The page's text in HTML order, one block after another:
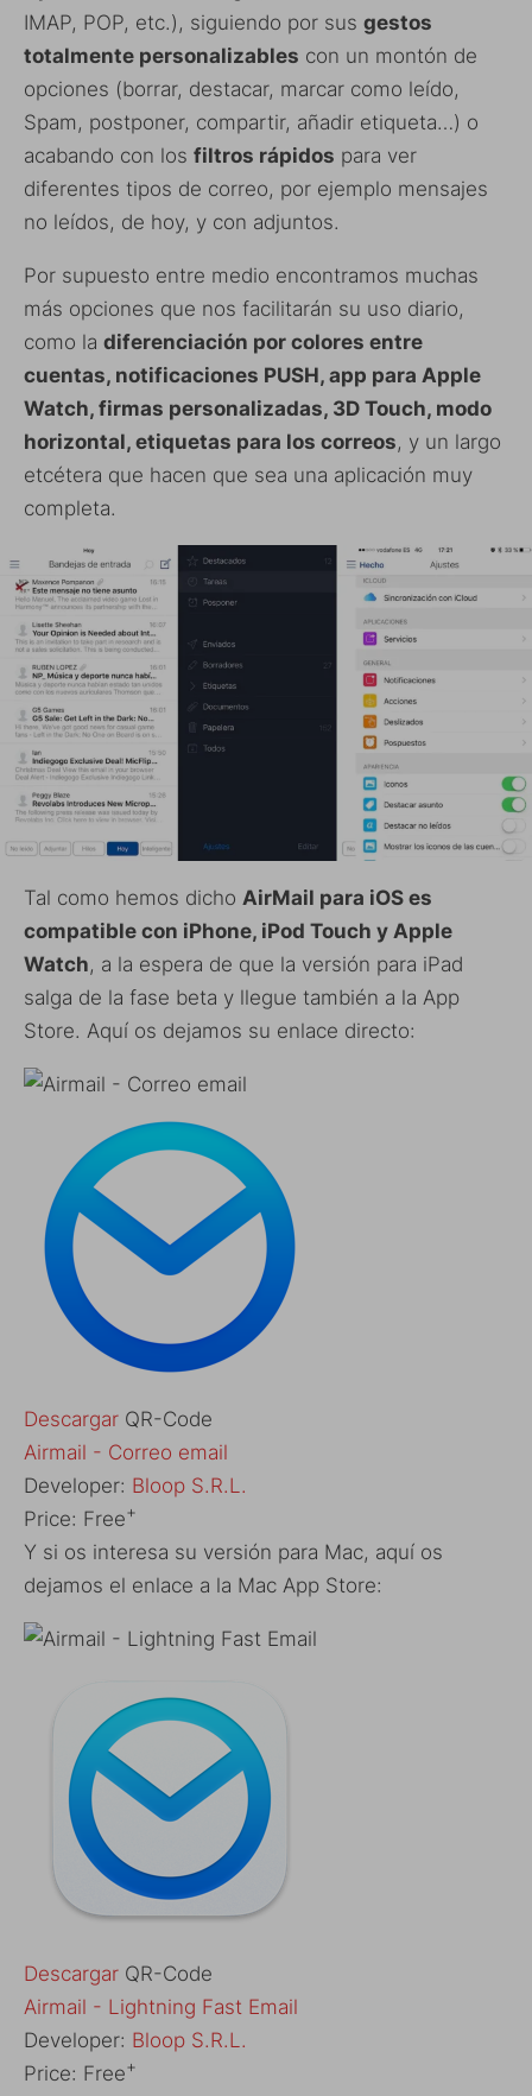
IMAP, POP, etc.), siguiendo por sus gestos
totalmente personalizables con un montón de
opciones (borrar, destacar, marcar como leído,
Spam, postponer, compartir, añadir etiqueta…) o
acabando con los filtros rápidos para ver
diferentes tipos de correo, por ejemplo mensajes
no leídos, de hoy, y con adjuntos.
Por supuesto entre medio encontramos muchas
más opciones que nos facilitarán su uso diario,
como la diferenciación por colores entre
cuentas, notificaciones PUSH, app para Apple
Watch, firmas personalizadas, 3D Touch, modo
horizontal, etiquetas para los correos, y un largo
etcétera que hacen que sea una aplicación muy
completa.
Tal como hemos dicho AirMail para iOS es
compatible con iPhone, iPod Touch y Apple
Watch, a la espera de que la versión para iPad
salga de la fase beta y llegue también a la App
Store. Aquí os dejamos su enlace directo:
Descargar QR-Code
‎Airmail - Correo email
Developer: Bloop S.R.L.
Price: Free+
Y si os interesa su versión para Mac, aquí os
dejamos el enlace a la Mac App Store:
Descargar QR-Code
‎Airmail - Lightning Fast Email
Developer: Bloop S.R.L.
Price: Free+